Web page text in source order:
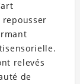
relevés
de